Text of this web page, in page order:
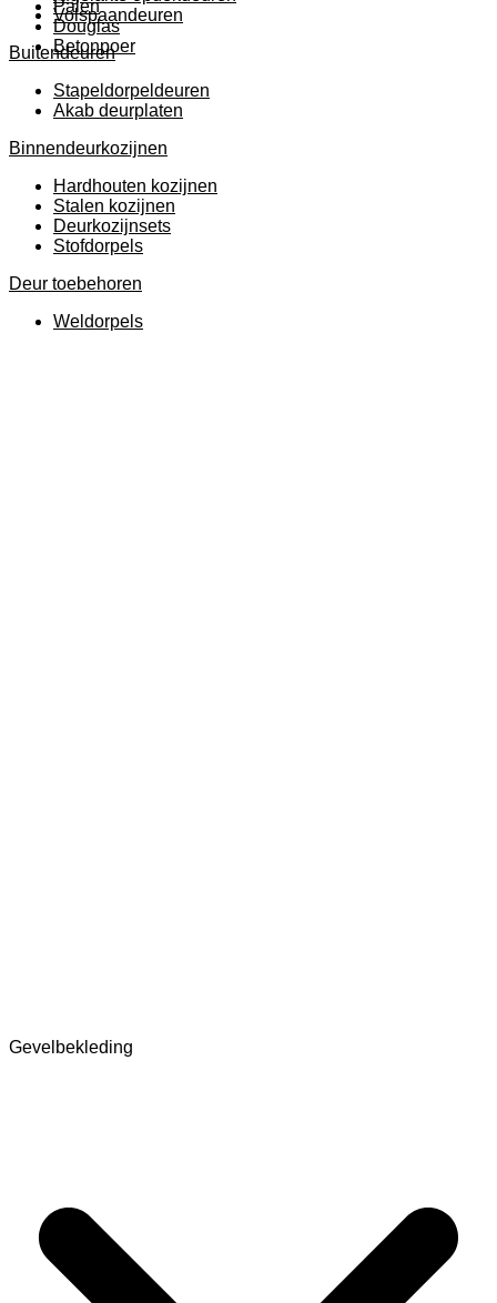
Palen
Douglas
Betonpoer
Volspaandeuren
Buitendeuren
Stapeldorpeldeuren
Akab deurplaten
Binnendeurkozijnen
Hardhouten kozijnen
Stalen kozijnen
Deurkozijnsets
Stofdorpels
Deur toebehoren
Weldorpels
Gevelbekleding